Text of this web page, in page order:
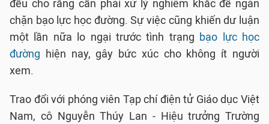
đều cho rằng cần phải xử lý nghiêm khắc để ngăn
chặn bạo lực học đường. Sự việc cũng khiến dư luận
một lần nữa lo ngại trước tình trạng bạo lực học
đường hiện nay, gây bức xúc cho không ít người
xem.
Trao đổi với phóng viên Tạp chí điện tử Giáo dục Việt
Nam, cô Nguyễn Thúy Lan - Hiệu trưởng Trường